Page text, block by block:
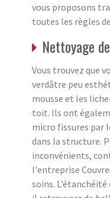
vous proposons
toutes les règles
Nettoyage
Vous trouvez que
verdâtre peu
mousse et les
toit. Ils ont
micro fissures par
dans la structure.
inconvénients,
l'entreprise
soins.